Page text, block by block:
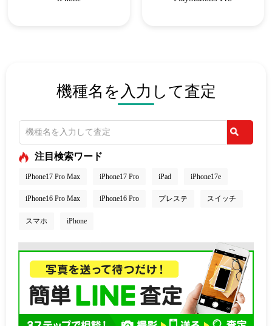
機種名を入力して査定
注目検索ワード
iPhone17 Pro Max iPhone17 Pro iPad iPhone17e
iPhone16 Pro Max iPhone16 Pro プレステ スイッチ
スマホ iPhone